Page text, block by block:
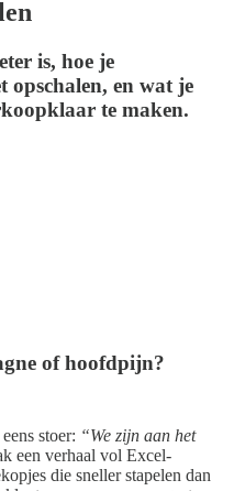
is, hoe je
opschalen, en wat je
te maken.
of hoofdpijn?
stoer: “We zijn aan het
een verhaal vol Excel-
die sneller stapelen dan